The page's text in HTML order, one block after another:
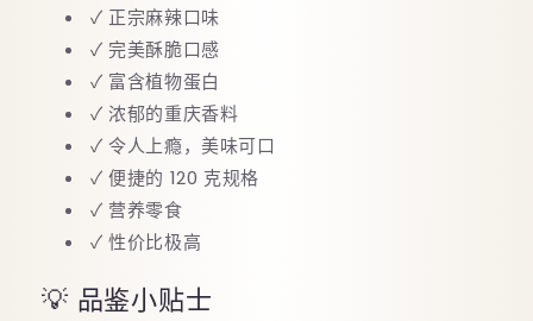
✓ 正宗麻辣口味
✓ 完美酥脆口感
✓ 富含植物蛋白
✓ 浓郁的重庆香料
✓ 令人上瘾，美味可口
✓ 便捷的 120 克规格
✓ 营养零食
✓ 性价比极高
💡 品鉴小贴士